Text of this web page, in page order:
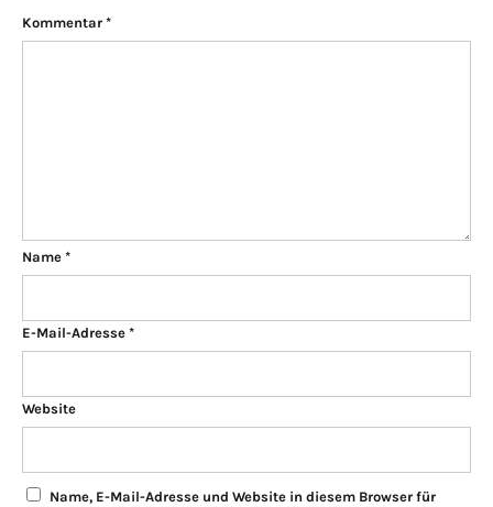
Kommentar *
Name *
E-Mail-Adresse *
Website
Name, E-Mail-Adresse und Website in diesem Browser für